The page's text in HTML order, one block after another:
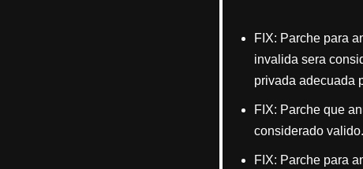
FIX: Parche para
invalida sera
privada adecuada
FIX: Parche que
considerado valido.
FIX: Parche para